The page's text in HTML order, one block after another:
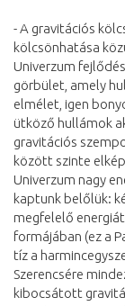
- A gravitációs
kölcsönhatása
Univerzum
görbület, amely
elmélet, igen
ütköző hullámok
gravitációs
között szinte
Univerzum nagy
kaptunk belőlük:
megfelelő
formájában (ez a
tíz a
Szerencsére
kibocsátott